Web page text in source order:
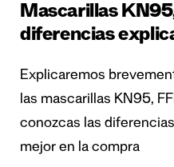
Mascarillas
diferencias
Explicaremos
las mascarillas KN95,
conozcas las
mejor en la compra